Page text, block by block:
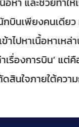
เพียงคนเดียว
าไปหาเนื้อหาเหล่
รื่องการบิน’ แต่
ตัดสินใจภายใต้